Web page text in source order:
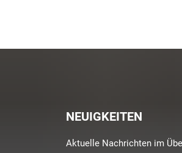
NEUIGKEITEN
Aktuelle Nachrichten im